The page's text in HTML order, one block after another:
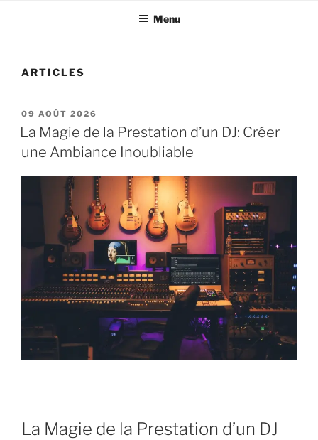
Menu
ARTICLES
PUBLIÉ
LE
09 AOÛT 2026
La Magie de la Prestation d’un DJ: Créer
une Ambiance Inoubliable
La Magie de la Prestation d’un DJ